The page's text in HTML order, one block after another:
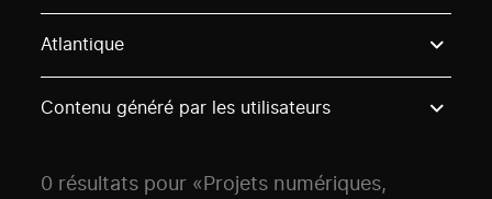
Atlantique
Contenu généré par les utilisateurs
0 résultats pour «Projets numériques,